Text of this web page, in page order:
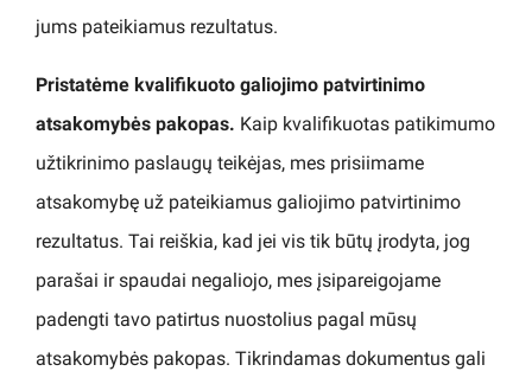
jums pateikiamus rezultatus.
Pristatėme kvalifikuoto galiojimo patvirtinimo
atsakomybės pakopas. Kaip kvalifikuotas patikimumo
užtikrinimo paslaugų teikėjas, mes prisiimame
atsakomybę už pateikiamus galiojimo patvirtinimo
rezultatus. Tai reiškia, kad jei vis tik būtų įrodyta, jog
parašai ir spaudai negaliojo, mes įsipareigojame
padengti tavo patirtus nuostolius pagal mūsų
atsakomybės pakopas. Tikrindamas dokumentus gali